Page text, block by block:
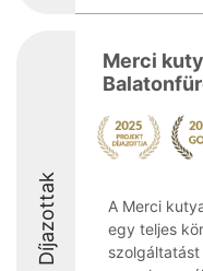
Díjazottak
Merci
A Merci
egy teljes